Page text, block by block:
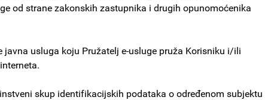
od strane zakonskih zastupnika i drugih opunomoćenika
javna usluga koju Pružatelj e-usluge pruža Korisniku i/ili
skup identifikacijskih podataka o određenom subjektu